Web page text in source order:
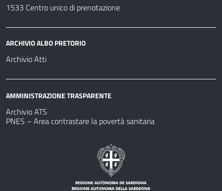
1533 Centro unico di prenotazione
ARCHIVIO ALBO PRETORIO
Archivio Atti
AMMINISTRAZIONE TRASPARENTE
Archivio ATS
PNES – Area contrastare la povertà sanitaria